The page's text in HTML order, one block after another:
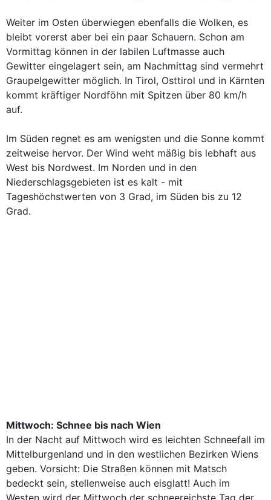
Weiter im Osten überwiegen ebenfalls die Wolken, es
bleibt vorerst aber bei ein paar Schauern. Schon am
Vormittag können in der labilen Luftmasse auch
Gewitter eingelagert sein, am Nachmittag sind vermehrt
Graupelgewitter möglich. In Tirol, Osttirol und in Kärnten
kommt kräftiger Nordföhn mit Spitzen über 80 km/h
auf.
Im Süden regnet es am wenigsten und die Sonne kommt
zeitweise hervor. Der Wind weht mäßig bis lebhaft aus
West bis Nordwest. Im Norden und in den
Niederschlagsgebieten ist es kalt - mit
Tageshöchstwerten von 3 Grad, im Süden bis zu 12
Grad.
Mittwoch: Schnee bis nach Wien
In der Nacht auf Mittwoch wird es leichten Schneefall im
Mittelburgenland und in den westlichen Bezirken Wiens
geben. Vorsicht: Die Straßen können mit Matsch
bedeckt sein, stellenweise auch eisglatt! Auch im
Westen wird der Mittwoch der schneereichste Tag der